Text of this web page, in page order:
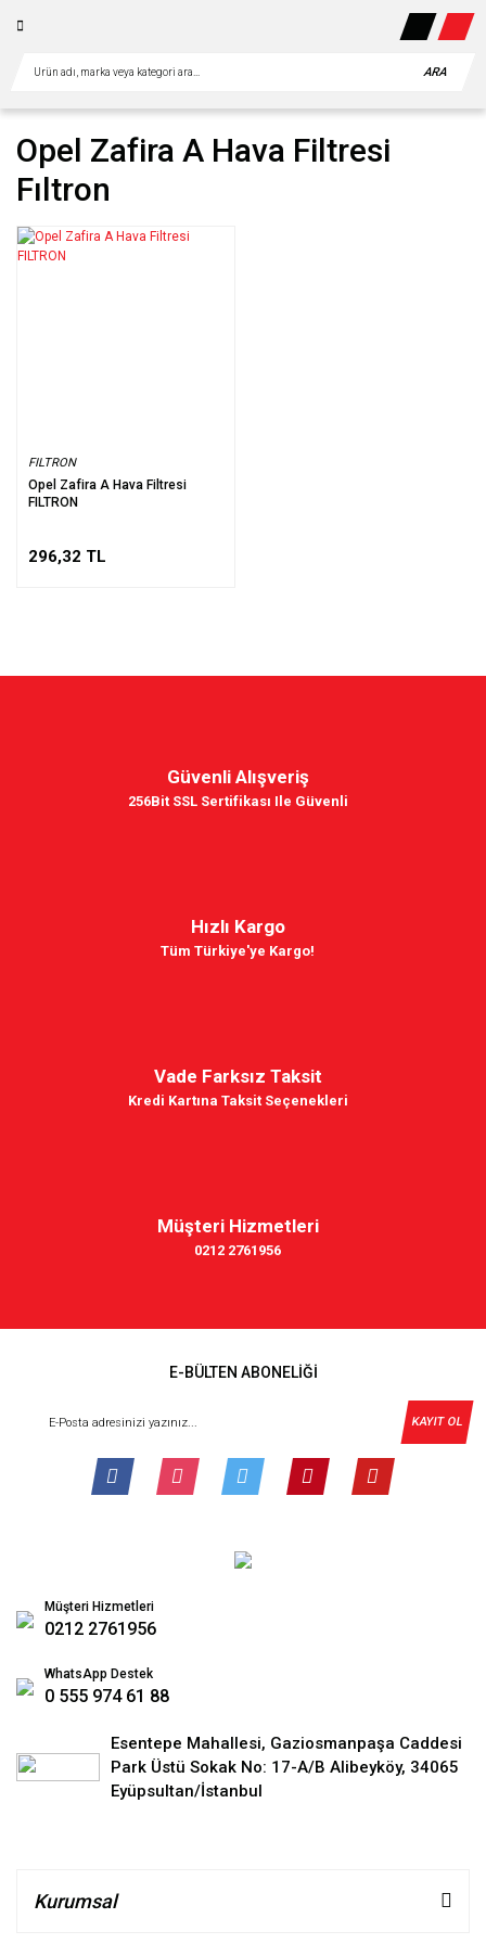
ARA
Opel Zafira A Hava Filtresi
Fıltron
FILTRON
Opel Zafira A Hava Filtresi
FILTRON
296,32 TL
Güvenli Alışveriş
256Bit SSL Sertifikası Ile Güvenli
Hızlı Kargo
Tüm Türkiye'ye Kargo!
Vade Farksız Taksit
Kredi Kartına Taksit Seçenekleri
Müşteri Hizmetleri
0212 2761956
E-BÜLTEN ABONELİĞİ
KAYIT OL
Müşteri Hizmetleri
0212 2761956
WhatsApp Destek
0 555 974 61 88
Esentepe Mahallesi, Gaziosmanpaşa Caddesi
Park Üstü Sokak No: 17-A/B Alibeyköy, 34065
Eyüpsultan/İstanbul
Kurumsal